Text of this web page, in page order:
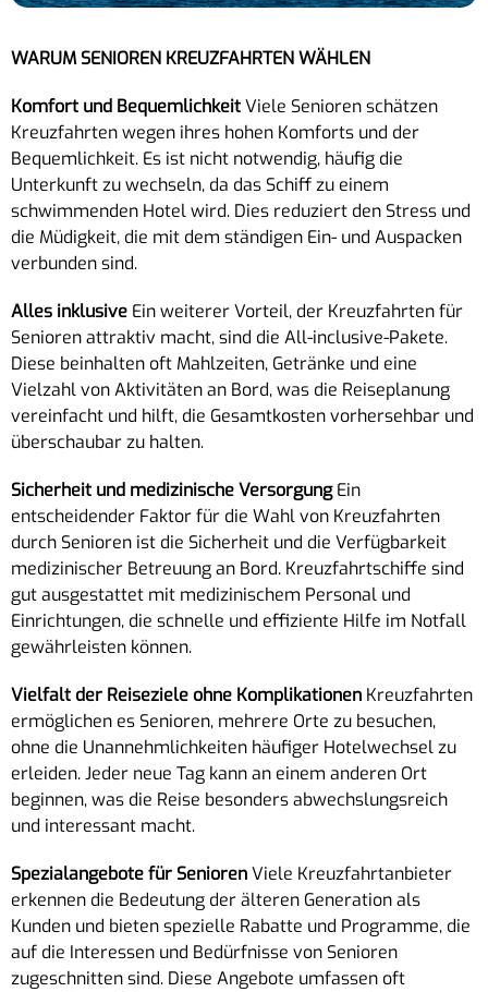
WARUM SENIOREN KREUZFAHRTEN WÄHLEN
Komfort und BequemlichkeitViele Senioren schätzen
Kreuzfahrten wegen ihres hohen Komforts und der
Bequemlichkeit. Es ist nicht notwendig, häufig die
Unterkunft zu wechseln, da das Schiff zu einem
schwimmenden Hotel wird. Dies reduziert den Stress und
die Müdigkeit, die mit dem ständigen Ein- und Auspacken
verbunden sind.
Alles inklusive Ein weiterer Vorteil, der Kreuzfahrten für
Senioren attraktiv macht, sind die All-inclusive-Pakete.
Diese beinhalten oft Mahlzeiten, Getränke und eine
Vielzahl von Aktivitäten an Bord, was die Reiseplanung
vereinfacht und hilft, die Gesamtkosten vorhersehbar und
überschaubar zu halten.
Sicherheit und medizinische VersorgungEin
entscheidender Faktor für die Wahl von Kreuzfahrten
durch Senioren ist die Sicherheit und die Verfügbarkeit
medizinischer Betreuung an Bord. Kreuzfahrtschiffe sind
gut ausgestattet mit medizinischem Personal und
Einrichtungen, die schnelle und effiziente Hilfe im Notfall
gewährleisten können.
Vielfalt der Reiseziele ohne Komplikationen Kreuzfahrten
ermöglichen es Senioren, mehrere Orte zu besuchen,
ohne die Unannehmlichkeiten häufiger Hotelwechsel zu
erleiden. Jeder neue Tag kann an einem anderen Ort
beginnen, was die Reise besonders abwechslungsreich
und interessant macht.
Spezialangebote für SeniorenViele Kreuzfahrtanbieter
erkennen die Bedeutung der älteren Generation als
Kunden und bieten spezielle Rabatte und Programme, die
auf die Interessen und Bedürfnisse von Senioren
zugeschnitten sind. Diese Angebote umfassen oft